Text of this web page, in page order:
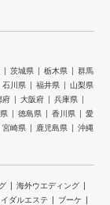
茨城県 栃木県
群馬
石川県 福井県
山梨県
府 大阪府
兵庫県
徳島県 香川県
愛
宮崎県 鹿児島県
沖縄
海外ウエディング
ダルエステ ブーケ